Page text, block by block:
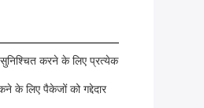
करने के लिए प्रत्येक
के लिए पैकेजों को गद्देदार